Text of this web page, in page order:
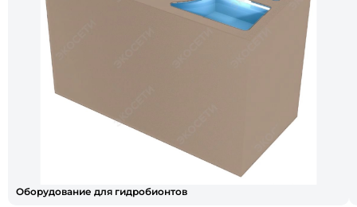
Оборудование для гидробионтов